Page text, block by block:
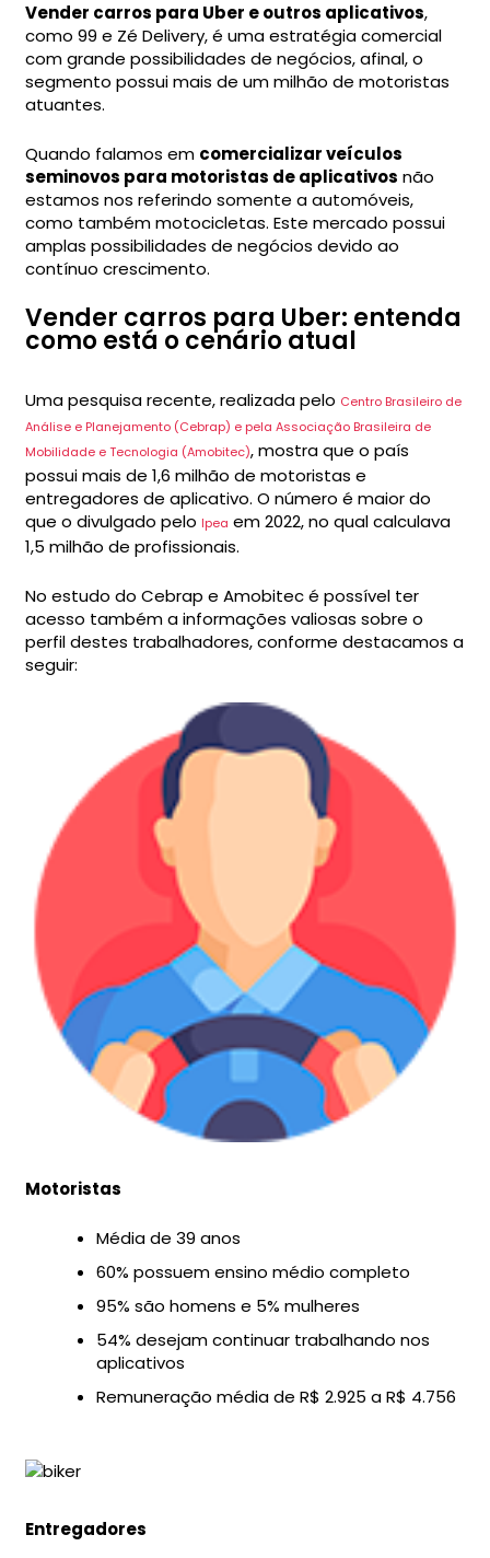
Vender carros para Uber e outros aplicativos,
como 99 e Zé Delivery, é uma estratégia comercial
com grande possibilidades de negócios, afinal, o
segmento possui mais de um milhão de motoristas
atuantes.
Quando falamos em comercializar veículos
seminovos para motoristas de aplicativos não
estamos nos referindo somente a automóveis,
como também motocicletas. Este mercado possui
amplas possibilidades de negócios devido ao
contínuo crescimento.
Vender carros para Uber: entenda
como está o cenário atual
Uma pesquisa recente, realizada pelo Centro Brasileiro de
Análise e Planejamento (Cebrap) e pela Associação Brasileira de
Mobilidade e Tecnologia (Amobitec), mostra que o país
possui mais de 1,6 milhão de motoristas e
entregadores de aplicativo. O número é maior do
que o divulgado pelo Ipea em 2022, no qual calculava
1,5 milhão de profissionais.
No estudo do Cebrap e Amobitec é possível ter
acesso também a informações valiosas sobre o
perfil destes trabalhadores, conforme destacamos a
seguir:
Motoristas
Média de 39 anos
60% possuem ensino médio completo
95% são homens e 5% mulheres
54% desejam continuar trabalhando nos
aplicativos
Remuneração média de R$ 2.925 a R$ 4.756
Entregadores